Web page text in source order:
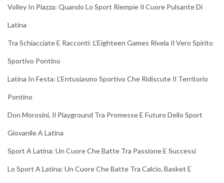
Volley In Piazza: Quando Lo Sport Riempie Il Cuore Pulsante Di
Latina
Tra Schiacciate E Racconti: L’Eighteen Games Rivela Il Vero Spirito
Sportivo Pontino
Latina In Festa: L’Entusiasmo Sportivo Che Ridiscute Il Territorio
Pontino
Don Morosini, Il Playground Tra Promesse E Futuro Dello Sport
Giovanile A Latina
Sport A Latina: Un Cuore Che Batte Tra Passione E Successi
Lo Sport A Latina: Un Cuore Che Batte Tra Calcio, Basket E